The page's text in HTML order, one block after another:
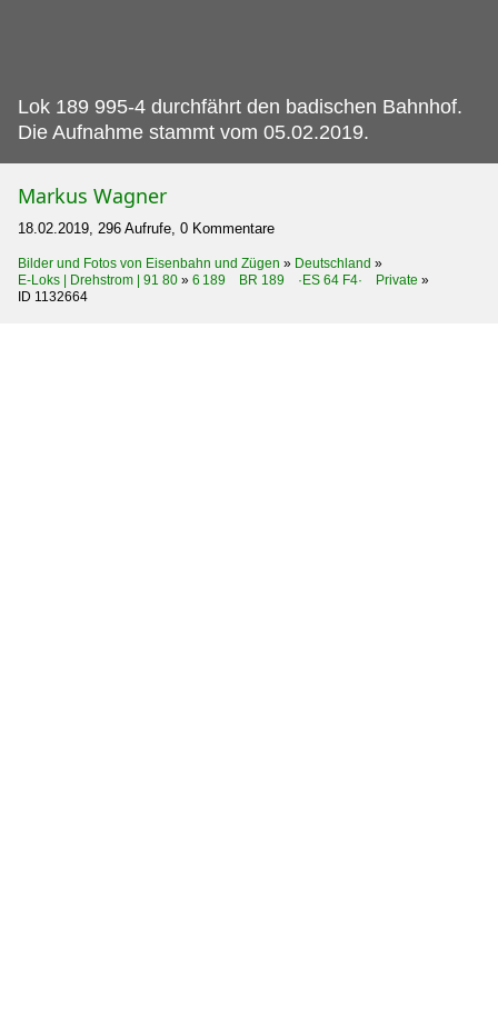
Lok 189 995-4 durchfährt den badischen Bahnhof.
Die Aufnahme stammt vom 05.02.2019.
Markus Wagner
18.02.2019, 296 Aufrufe, 0 Kommentare
Bilder und Fotos von Eisenbahn und Zügen » Deutschland »
E-Loks | Drehstrom | 91 80 » 6 189 BR 189 ·ES 64 F4· Private »
ID 1132664